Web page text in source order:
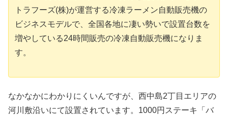
トラフーズ(株)が運営する冷凍ラーメン自動販売機の
ビジネスモデルで、全国各地に凄い勢いで設置台数を
増やしている24時間販売の冷凍自動販売機になりま
す。
なかなかにわかりにくいんですが、西中島2丁目エリアの
河川敷沿いにて設置されています。1000円ステーキ「バ